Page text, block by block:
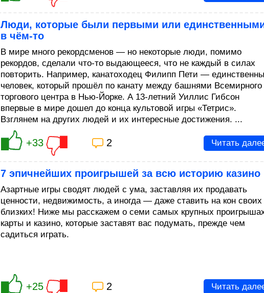
Люди, которые были первыми или
в чём-то
В мире много рекордсменов — но некоторые люди, помимо
рекордов, сделали что-то выдающееся, что не каждый в силах
повторить. Например, канатоходец Филипп Пети —
человек, который прошёл по канату между башнями Всемирного
торгового центра в Нью-Йорке. А 13-летний Уиллис Гибсон
впервые в мире дошел до конца культовой игры «Тетрис».
Взглянем на других людей и их интересные достижения. ...
+33 2 Читать
7 эпичнейших проигрышей за всю историю казино
Азартные игры сводят людей с ума, заставляя их продавать
ценности, недвижимость, а иногда — даже ставить на кон своих
близких! Ниже мы расскажем о семи самых крупных
карты и казино, которые заставят вас подумать, прежде чем
садиться играть.
+25 2 Читать